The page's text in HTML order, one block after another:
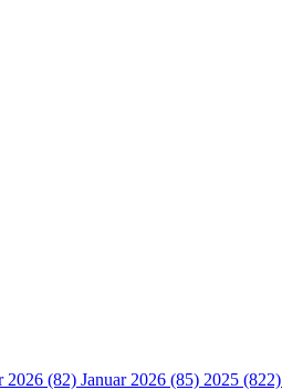
2026 (82) Januar 2026 (85) 2025 (822)